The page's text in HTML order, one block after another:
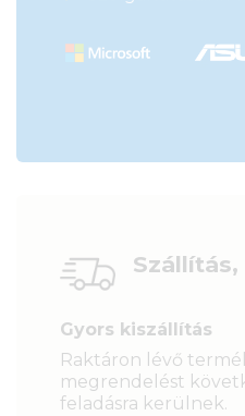
Gyors kiszállítás
Raktáron lévő
megrendelést
feladásra kerülnek.